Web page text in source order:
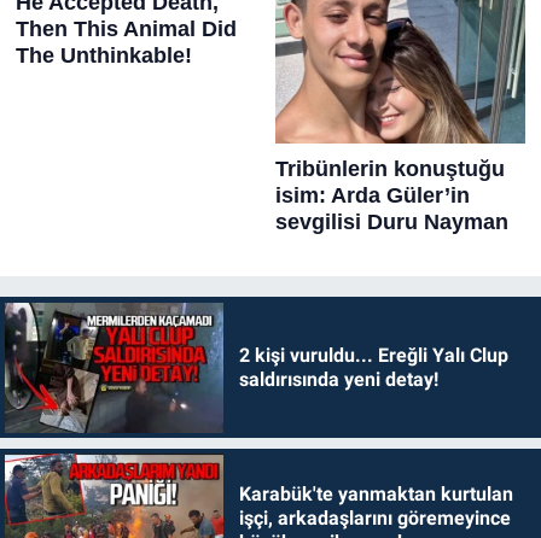
2 kişi vuruldu... Ereğli Yalı Clup
saldırısında yeni detay!
Karabük'te yanmaktan kurtulan
işçi, arkadaşlarını göremeyince